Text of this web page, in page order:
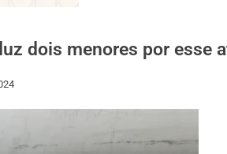
dois menores por esse